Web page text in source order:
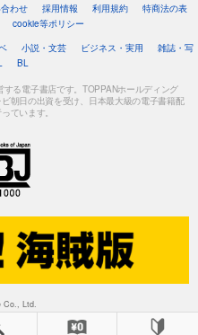
わせ 採用情報 利用規約
特商法の表
cookie等ポリシー
小説・文芸 ビジネス・実用
雑誌・写
BL
る電子書店です。TOPPANホールディング
朝日の出資を受け、日本最大級の電子書籍配
ています。
Co., Ltd.